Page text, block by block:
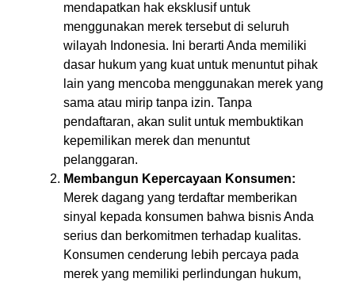
mendapatkan hak eksklusif untuk
menggunakan merek tersebut di seluruh
wilayah Indonesia. Ini berarti Anda memiliki
dasar hukum yang kuat untuk menuntut pihak
lain yang mencoba menggunakan merek yang
sama atau mirip tanpa izin. Tanpa
pendaftaran, akan sulit untuk membuktikan
kepemilikan merek dan menuntut
pelanggaran.
Membangun Kepercayaan Konsumen:
Merek dagang yang terdaftar memberikan
sinyal kepada konsumen bahwa bisnis Anda
serius dan berkomitmen terhadap kualitas.
Konsumen cenderung lebih percaya pada
merek yang memiliki perlindungan hukum,